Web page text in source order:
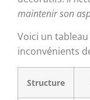
maintenir son
Voici un
inconvénients
Structure